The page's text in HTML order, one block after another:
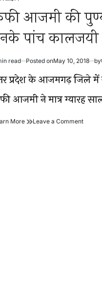
आजमी की
पांच कालजयी
read Posted onMay 10, 2018 by
प्रदेश के आजमगढ़ जिले में
आजमी ने मात्र ग्यारह
More कैफीLeave a Commenton